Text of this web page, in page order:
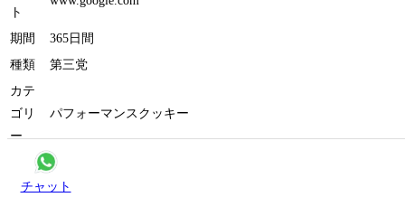
チャット
ト
期間
365日間
種類
第三党
カテ
ゴリ
ー
パフォーマンスクッキー
統計目的でGoogle Analyticsで訪問数を追跡できるようにしま
しょう。個人情報は一切収集されません。